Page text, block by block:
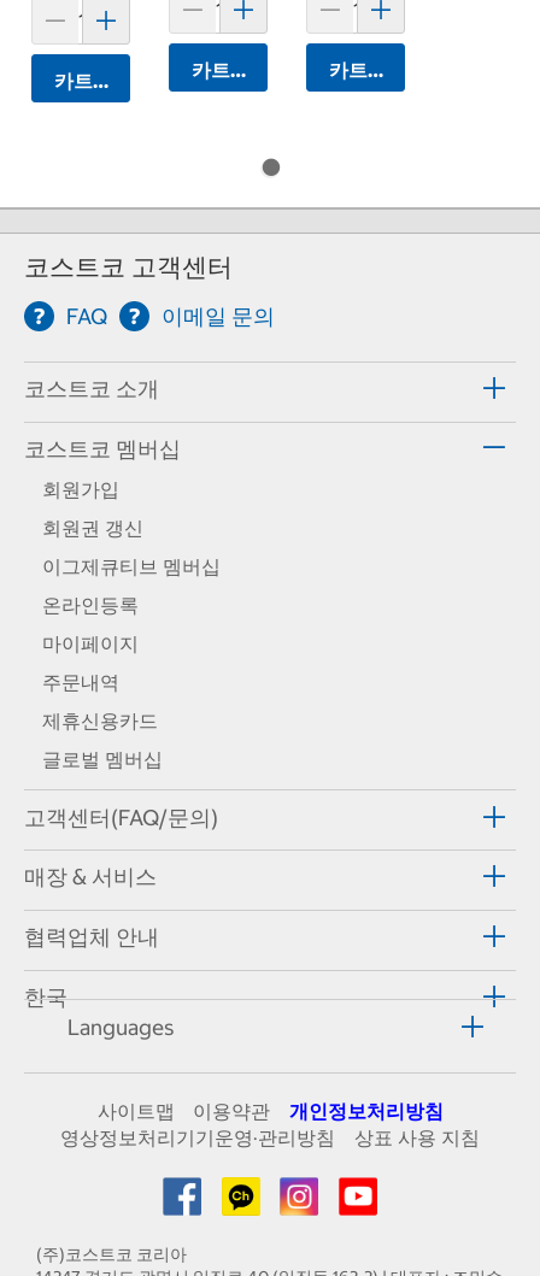
카트에 담기 카트에 담기 카트에 담기
코스트코 고객센터
FAQ 이메일 문의
코스트코 소개
코스트코 멤버십
회원가입
회원권 갱신
이그제큐티브 멤버십
온라인등록
마이페이지
주문내역
제휴신용카드
글로벌 멤버십
고객센터(FAQ/문의)
매장 & 서비스
협력업체 안내
한국
Languages
사이트맵 이용약관
개인정보처리방침
영상정보처리기기운영·관리방침
상표 사용 지침
(주)코스트코 코리아